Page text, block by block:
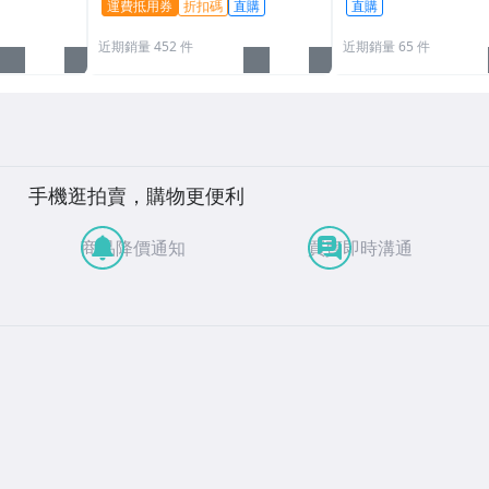
運費抵用券 折扣碼 直購
近期銷量 452 件
直購
近期銷量 65 件
手機逛拍賣，購物更便利
商品降價通知 買賣即時溝通